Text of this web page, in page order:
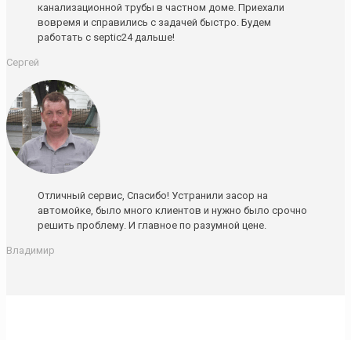
канализационной трубы в частном доме. Приехали
вовремя и справились с задачей быстро. Будем
работать с septic24 дальше!
Сергей
Отличный сервис, Спасибо! Устранили засор на
автомойке, было много клиентов и нужно было срочно
решить проблему. И главное по разумной цене.
Владимир